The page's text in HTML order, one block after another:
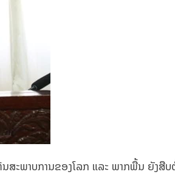
ນສະພາບການຂອງໂລກ ແລະ ພາກພື້ນ ຍັງສື